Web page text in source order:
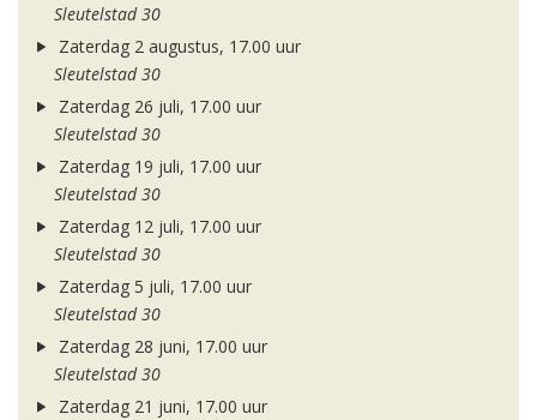
Sleutelstad 30
Zaterdag 2 augustus, 17.00 uur
Sleutelstad 30
Zaterdag 26 juli, 17.00 uur
Sleutelstad 30
Zaterdag 19 juli, 17.00 uur
Sleutelstad 30
Zaterdag 12 juli, 17.00 uur
Sleutelstad 30
Zaterdag 5 juli, 17.00 uur
Sleutelstad 30
Zaterdag 28 juni, 17.00 uur
Sleutelstad 30
Zaterdag 21 juni, 17.00 uur